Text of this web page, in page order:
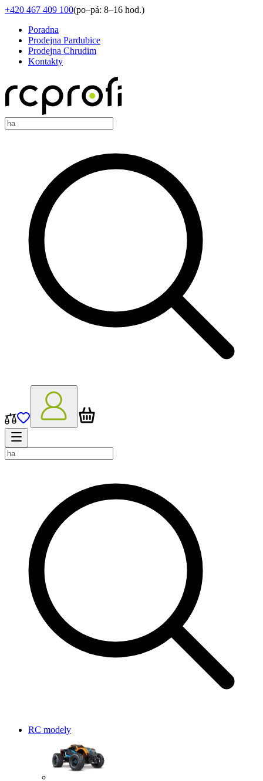
+420 467 409 100(po–pá: 8–16 hod.)
Poradna
Prodejna Pardubice
Prodejna Chrudim
Kontakty
RC modely